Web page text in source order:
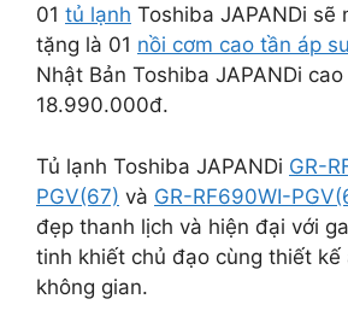
01 tủ lạnh Toshiba JAPANDi sẽ
tặng là 01 nồi cơm cao tần áp
Nhật Bản Toshiba JAPANDi
18.990.000đ.
Tủ lạnh Toshiba JAPANDi GR-
PGV(67) và GR-RF690WI-
đẹp thanh lịch và hiện đại với
tinh khiết chủ đạo cùng thiết
không gian.